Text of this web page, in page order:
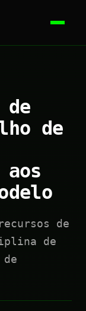
de
de
aos
de
de